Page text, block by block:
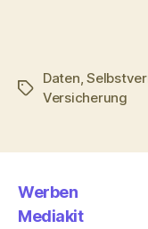
Schlagwörter
Daten,
Versicherung
Werben
Mediakit